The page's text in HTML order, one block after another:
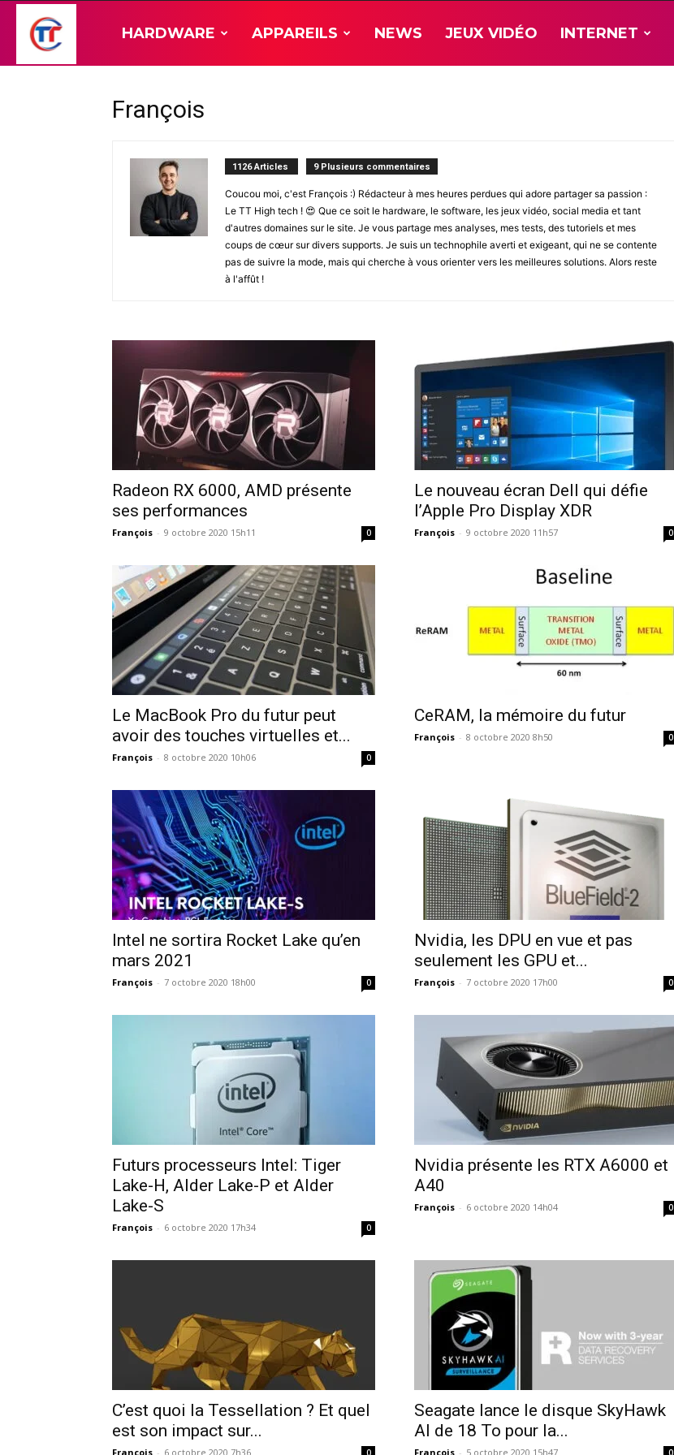
Hardware
HARDWARE APPAREILS NEWS JEUX VIDÉO INTERNET
François
1126 Articles 9 Plusieurs commentaires
Coucou moi, c'est François :) Rédacteur à mes heures perdues qui adore partager sa passion :
Le TT High tech ! 😍 Que ce soit le hardware, le software, les jeux vidéo, social media et tant
d'autres domaines sur le site. Je vous partage mes analyses, mes tests, des tutoriels et mes
coups de cœur sur divers supports. Je suis un technophile averti et exigeant, qui ne se contente
pas de suivre la mode, mais qui cherche à vous orienter vers les meilleures solutions. Alors reste
à l'affût !
Radeon RX 6000, AMD présente
ses performances
François - 9 octobre 2020 15h11 0
Le nouveau écran Dell qui défie
l’Apple Pro Display XDR
François - 9 octobre 2020 11h57 0
Le MacBook Pro du futur peut
avoir des touches virtuelles et...
François - 8 octobre 2020 10h06 0
CeRAM, la mémoire du futur
François - 8 octobre 2020 8h50 0
Intel ne sortira Rocket Lake qu’en
mars 2021
François - 7 octobre 2020 18h00 0
Nvidia, les DPU en vue et pas
seulement les GPU et...
François - 7 octobre 2020 17h00 0
Futurs processeurs Intel: Tiger
Lake-H, Alder Lake-P et Alder
Lake-S
François - 6 octobre 2020 17h34 0
Nvidia présente les RTX A6000 et
A40
François - 6 octobre 2020 14h04 0
C’est quoi la Tessellation ? Et quel
est son impact sur...
François - 6 octobre 2020 7h36 0
Seagate lance le disque SkyHawk
AI de 18 To pour la...
François - 5 octobre 2020 15h47 0